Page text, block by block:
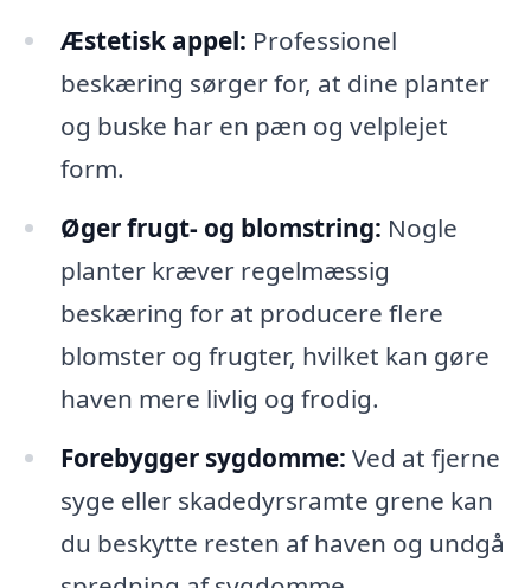
Æstetisk appel: Professionel
beskæring sørger for, at dine planter
og buske har en pæn og velplejet
form.
Øger frugt- og blomstring: Nogle
planter kræver regelmæssig
beskæring for at producere flere
blomster og frugter, hvilket kan gøre
haven mere livlig og frodig.
Forebygger sygdomme: Ved at fjerne
syge eller skadedyrsramte grene kan
du beskytte resten af haven og undgå